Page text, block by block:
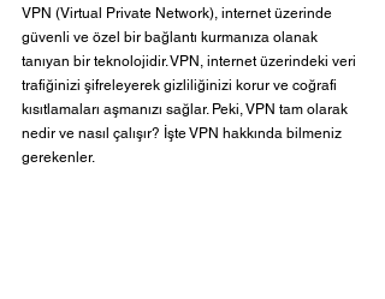
VPN (Virtual Private Network), internet üzerinde
güvenli ve özel bir bağlantı kurmanıza olanak
tanıyan bir teknolojidir. VPN, internet üzerindeki veri
trafiğinizi şifreleyerek gizliliğinizi korur ve coğrafi
kısıtlamaları aşmanızı sağlar. Peki, VPN tam olarak
nedir ve nasıl çalışır? İşte VPN hakkında bilmeniz
gerekenler.